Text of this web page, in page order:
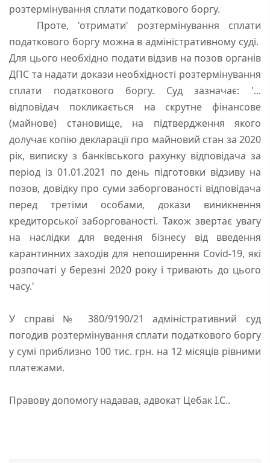
розтермінування сплати податкового боргу.
Проте, 'отримати' розтермінування сплати
податкового боргу можна в адміністративному суді.
Для цього необхідно подати відзив на позов органів
ДПС та надати докази необхідності розтермінування
сплати податкового боргу. Суд зазначає: '...
відповідач покликається на скрутне фінансове
(майнове) становище, на підтвердження якого
долучає копію декларації про майновий стан за 2020
рік, виписку з банківського рахунку відповідача за
період із 01.01.2021 по день підготовки відзиву на
позов, довідку про суми заборгованості відповідача
перед третіми особами, докази виникнення
кредиторської заборгованості. Також звертає увагу
на наслідки для ведення бізнесу від введення
карантинних заходів для непоширення Covid-19, які
розпочаті у березні 2020 року і тривають до цього
часу.'
У справі № 380/9190/21 адміністративний суд
погодив розтермінування сплати податкового боргу
у сумі приблизно 100 тис. грн. на 12 місяців рівними
платежами.
Правову допомогу надавав, адвокат Цебак І.С..